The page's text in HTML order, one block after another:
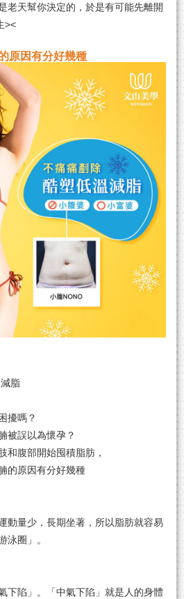
老天幫你決定的，於是有可能先離開
><
原因有分好幾種
脂
擾嗎？
被誤以為懷孕？
和腹部開始囤積脂肪，
的原因有分好幾種
動量少，長期坐著，所以脂肪就容易
泳圈」。
下陷」。「中氣下陷」就是人的身體